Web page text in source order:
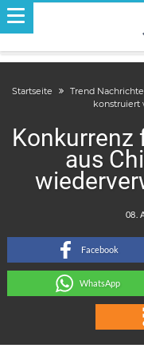
Startseite Trend
konstruiert
Konkurrenz
aus
Facebook
WhatsApp